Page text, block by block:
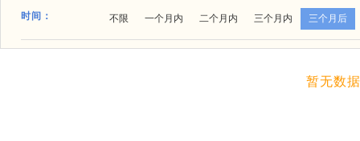
材料 (11) 材料化工 (1) 新材料 (1)
长春(1) 南京
时间： 不限 一个月内 二个月内 三个月内 三个月后
暂无数据